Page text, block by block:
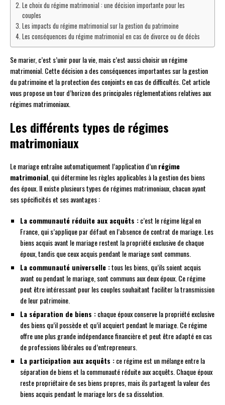
Le choix du régime matrimonial : une décision importante pour les
couples
Les impacts du régime matrimonial sur la gestion du patrimoine
Les conséquences du régime matrimonial en cas de divorce ou de décès
Se marier, c’est s’unir pour la vie, mais c’est aussi choisir un régime
matrimonial. Cette décision a des conséquences importantes sur la gestion
du patrimoine et la protection des conjoints en cas de difficultés. Cet article
vous propose un tour d’horizon des principales réglementations relatives aux
régimes matrimoniaux.
Les différents types de régimes
matrimoniaux
Le mariage entraîne automatiquement l’application d’unrégime
matrimonial , qui détermine les règles applicables à la gestion des biens
des époux. Il existe plusieurs types de régimes matrimoniaux, chacun ayant
ses spécificités et ses avantages :
La communauté réduite aux acquêts :c’est le régime légal en
France, qui s’applique par défaut en l’absence de contrat de mariage. Les
biens acquis avant le mariage restent la propriété exclusive de chaque
époux, tandis que ceux acquis pendant le mariage sont communs.
La communauté universelle :tous les biens, qu’ils soient acquis
avant ou pendant le mariage, sont communs aux deux époux. Ce régime
peut être intéressant pour les couples souhaitant faciliter la transmission
de leur patrimoine.
La séparation de biens :chaque époux conserve la propriété exclusive
des biens qu’il possède et qu’il acquiert pendant le mariage. Ce régime
offre une plus grande indépendance financière et peut être adapté en cas
de professions libérales ou d’entrepreneurs.
La participation aux acquêts :ce régime est un mélange entre la
séparation de biens et la communauté réduite aux acquêts. Chaque époux
reste propriétaire de ses biens propres, mais ils partagent la valeur des
biens acquis pendant le mariage lors de sa dissolution.